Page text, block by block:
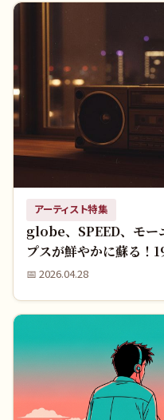
アーティスト特集
globe、SPEED、モー
プスが鮮やかに蘇る！
アーティストたちを覚
📅 2026.04.28